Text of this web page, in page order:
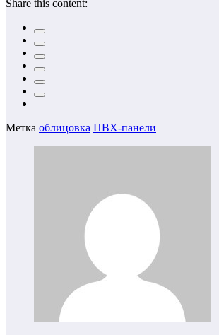
Share this content:
Метка облицовка ПВХ-панели